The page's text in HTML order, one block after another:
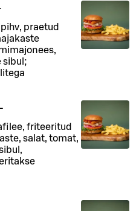
praetud
sibul;
L
friteeritud
salat, tomat,